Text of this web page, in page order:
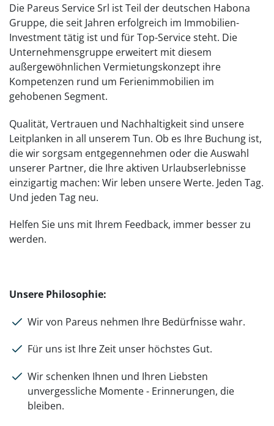
Die Pareus Service Srl ist Teil der deutschen Habona
Gruppe, die seit Jahren erfolgreich im Immobilien-
Investment tätig ist und für Top-Service steht. Die
Unternehmensgruppe erweitert mit diesem
außergewöhnlichen Vermietungskonzept ihre
Kompetenzen rund um Ferienimmobilien im
gehobenen Segment.
Qualität, Vertrauen und Nachhaltigkeit sind unsere
Leitplanken in all unserem Tun. Ob es Ihre Buchung ist,
die wir sorgsam entgegennehmen oder die Auswahl
unserer Partner, die Ihre aktiven Urlaubserlebnisse
einzigartig machen: Wir leben unsere Werte. Jeden Tag.
Und jeden Tag neu.
Helfen Sie uns mit Ihrem Feedback, immer besser zu
werden.
Unsere Philosophie:
Wir von Pareus nehmen Ihre Bedürfnisse wahr.
Für uns ist Ihre Zeit unser höchstes Gut.
Wir schenken Ihnen und Ihren Liebsten
unvergessliche Momente - Erinnerungen, die
bleiben.